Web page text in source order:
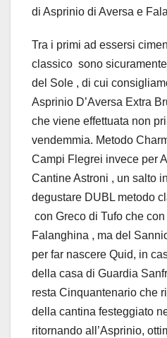
di Asprinio di Aversa e
Tra i primi ad essersi
classico sono
del Sole , di cui
Asprinio D’Aversa Extra
che viene effettuata non
vendemmia. Metodo
Campi Flegrei invece per
Cantine Astroni , un salto
degustare DUBL metodo
con Greco di Tufo che
Falanghina , ma del
per far nascere Quid, in
della casa di Guardia
resta Cinquantenario che
della cantina festeggiato
ritornando all’Asprinio,